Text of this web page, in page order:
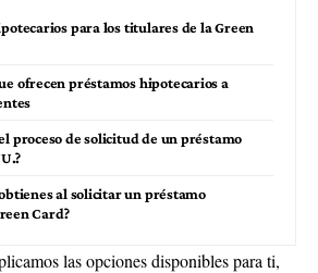
para los titulares de la Green
ofrecen préstamos hipotecarios a
proceso de solicitud de un préstamo
al solicitar un préstamo
Card?
las opciones disponibles para ti,